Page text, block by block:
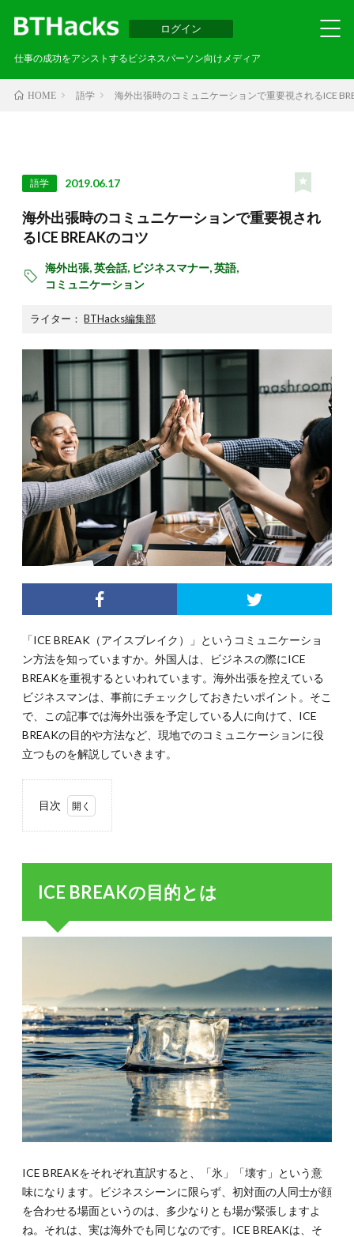
ログイン
仕事の成功をアシストするビジネスパーソン向けメディア
HOME 語学 海外出張時のコミュニケーションで重要視されるICE
語学 2019.06.17
海外出張時のコミュニケーションで重要視され
るICE BREAKのコツ
海外出張,英会話, ビジネスマナー,英語,
コミュニケーション
ライター：BTHacks編集部
「ICE BREAK（アイスブレイク）」というコミュニケーショ
ン方法を知っていますか。外国人は、ビジネスの際にICE
BREAKを重視するといわれています。海外出張を控えている
ビジネスマンは、事前にチェックしておきたいポイント。そこ
で、この記事では海外出張を予定している人に向けて、ICE
BREAKの目的や方法など、現地でのコミュニケーションに役
立つものを解説していきます。
目次
1.
BREAK
とは
ICE
3.
ICE
BREAK
で望ま
しい話
4.
ICE
BREAK
た方が
いい話
題
5.
ICE BREAKの目的とは
ICE BREAKをそれぞれ直訳すると、「氷」「壊す」という意
味になります。ビジネスシーンに限らず、初対面の人同士が顔
を合わせる場面というのは、多少なりとも場が緊張しますよ
ね。それは、実は海外でも同じなのです。ICE BREAKは、そ